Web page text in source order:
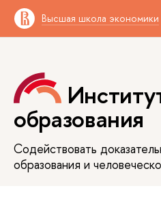
Высшая школа экономики
образования
Содействовать
образования и